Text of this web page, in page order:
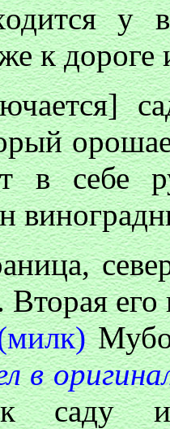
у
к дороге
в себе
Вторая его
в
к саду